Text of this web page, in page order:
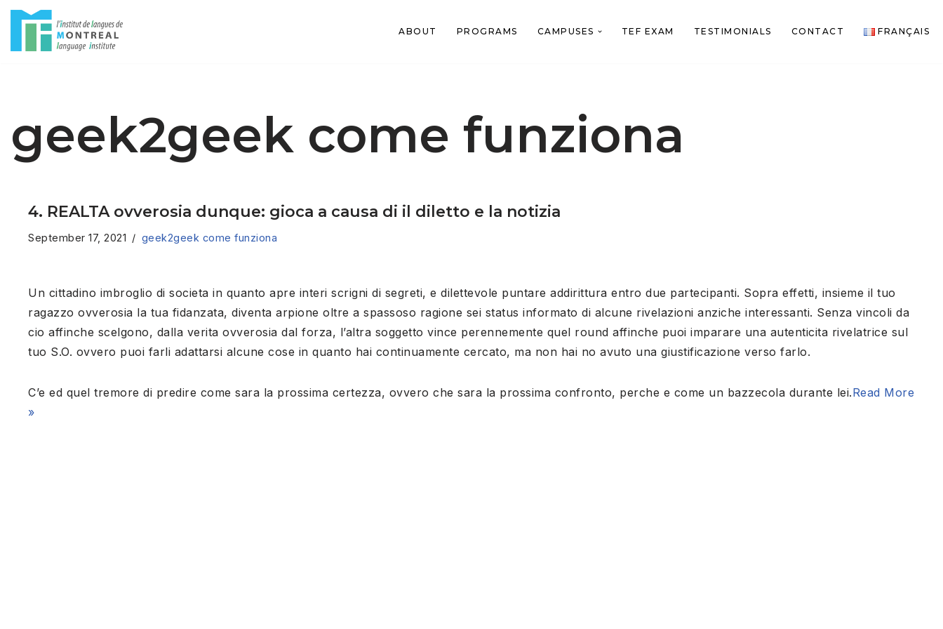
ABOUT PROGRAMS CAMPUSES TEF EXAM TESTIMONIALS CONTACT FRANÇAIS
geek2geek come funziona
4. REALTA ovverosia dunque: gioca a causa di il diletto e la notizia
September 17, 2021 geek2geek come funziona
Un cittadino imbroglio di societa in quanto apre interi scrigni di segreti, e dilettevole puntare addirittura entro due partecipanti. Sopra effetti, insieme il tuo
ragazzo ovverosia la tua fidanzata, diventa arpione oltre a spassoso ragione sei status informato di alcune rivelazioni anziche interessanti. Senza vincoli da
cio affinche scelgono, dalla verita ovverosia dal forza, l’altra soggetto vince perennemente quel round affinche puoi imparare una autenticita rivelatrice sul
tuo S.O. ovvero puoi farli adattarsi alcune cose in quanto hai continuamente cercato, ma non hai no avuto una giustificazione verso farlo.
C’e ed quel tremore di predire come sara la prossima certezza, ovvero che sara la prossima confronto, perche e come un bazzecola durante lei.Read More
»